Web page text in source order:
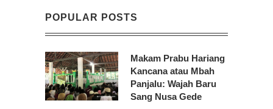
POPULAR POSTS
Makam Prabu Hariang
Kancana atau Mbah
Panjalu: Wajah Baru
Sang Nusa Gede